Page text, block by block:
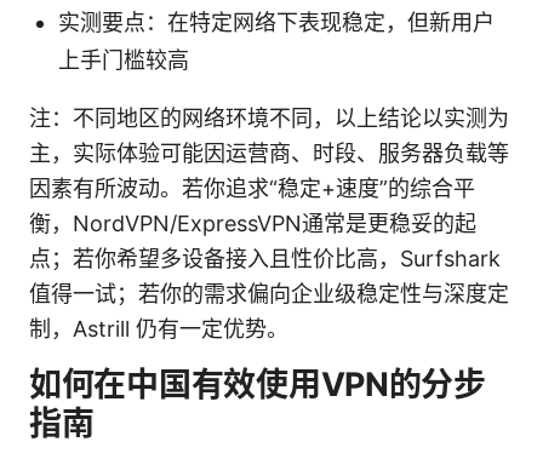
实测要点：在特定网络下表现稳定，但新用户
上手门槛较高
注：不同地区的网络环境不同，以上结论以实测为
主，实际体验可能因运营商、时段、服务器负载等
因素有所波动。若你追求“稳定+速度”的综合平
衡，NordVPN/ExpressVPN通常是更稳妥的起
点；若你希望多设备接入且性价比高，Surfshark
值得一试；若你的需求偏向企业级稳定性与深度定
制，Astrill 仍有一定优势。
如何在中国有效使用VPN的分步
指南